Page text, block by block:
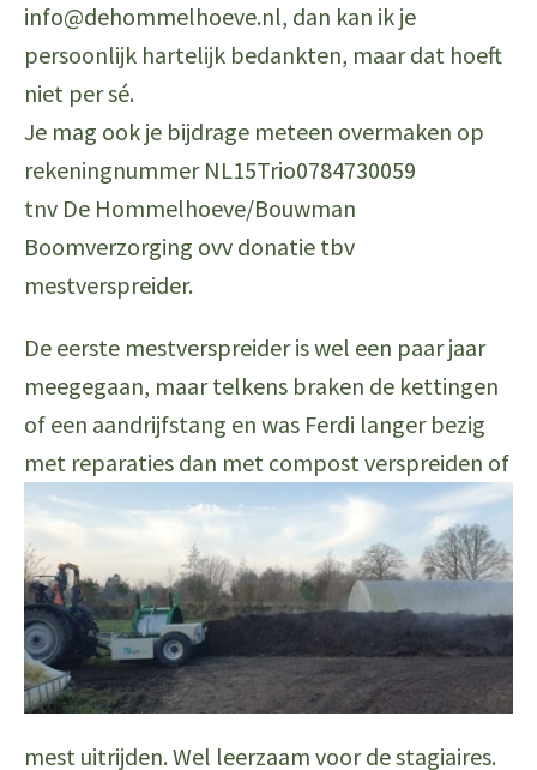
info@dehommelhoeve.nl, dan kan ik je
persoonlijk hartelijk bedankten, maar dat hoeft
niet per sé.
Je mag ook je bijdrage meteen overmaken op
rekeningnummer NL15Trio0784730059
tnv De Hommelhoeve/Bouwman
Boomverzorging ovv donatie tbv
mestverspreider.
De eerste mestverspreider is wel een paar jaar
meegegaan, maar telkens braken de kettingen
of een aandrijfstang en was Ferdi langer bezig
met reparaties dan met compost verspreiden of
mest uitrijden. Wel leerzaam voor de stagiaires.